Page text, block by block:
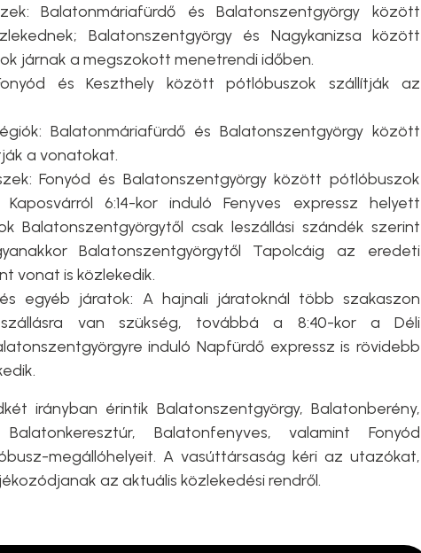
Balatonmáriafürdő és Balatonszentgyörgy között
Balatonszentgyörgy és Nagykanizsa között
járnak a megszokott menetrendi időben.
és Keszthely között pótlóbuszok szállítják az
Balatonmáriafürdő és Balatonszentgyörgy között
a vonatokat.
Fonyód és Balatonszentgyörgy között pótlóbuszok
6:14-kor induló Fenyves expressz helyett
Balatonszentgyörgytől csak leszállási szándék szerint
Balatonszentgyörgytől Tapolcáig az eredeti
vonat is közlekedik.
egyéb járatok: A hajnali járatoknál több szakaszon
van szükség, továbbá a 8:40-kor a Déli
induló Napfürdő expressz is rövidebb
irányban érintik Balatonszentgyörgy, Balatonberény,
Balatonkeresztúr, Balatonfenyves, valamint Fonyód
megállóhelyeit. A vasúttársaság kéri az utazókat,
az aktuális közlekedési rendről.